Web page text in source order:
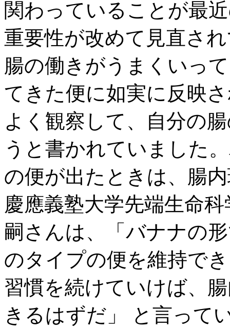
関わっていることが最
重要性が改めて見直さ
腸の働きがうまくいっ
てきた便に如実に反映
よく観察して、自分の
うと書かれていました
の便が出たときは、腸
慶應義塾大学先端生命
嗣さんは、「バナナの
のタイプの便を維持で
習慣を続けていけば、
きるはずだ」 と言って